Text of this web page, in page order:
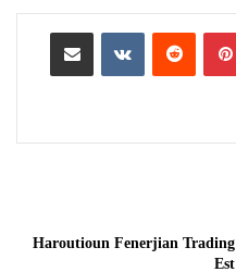
بينتيريست
مشاركة عبر البريد
Haroutioun Fenerjian Trading
Est